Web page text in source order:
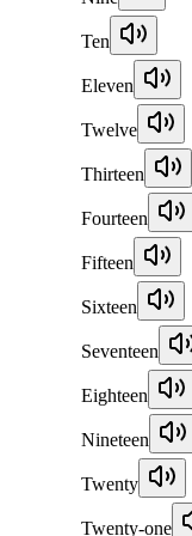
Ten
Eleven
Twelve
Thirteen
Fourteen
Fifteen
Sixteen
Seventeen
Eighteen
Nineteen
Twenty
Twenty-one